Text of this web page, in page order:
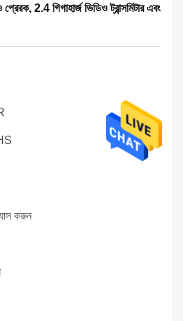
2.4 গিগাহার্জ ভিডিও ট্রান্সমিটার এবং
করুন